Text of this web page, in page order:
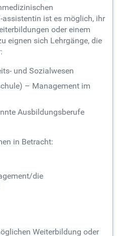
ist es möglich, ihr
oder einem
eignen sich Lehrgänge, die
und Sozialwesen
– Management im
Ausbildungsberufe
in Betracht:
die
Weiterbildung oder